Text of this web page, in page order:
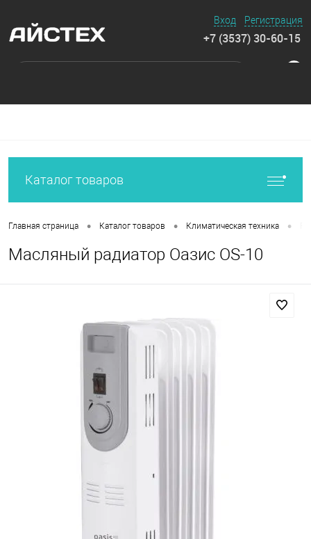
Вход Регистрация
+7 (3537) 30-60-15
Каталог товаров
Главная страница • Каталог товаров • Климатическая техника •
Масляный радиатор Оазис OS-10